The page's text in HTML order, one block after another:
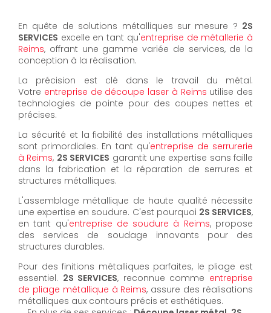
En quête de solutions métalliques sur mesure ? 2S
SERVICES excelle en tant qu'entreprise de métallerie à
Reims, offrant une gamme variée de services, de la
conception à la réalisation.
La précision est clé dans le travail du métal.
Votre entreprise de découpe laser à Reims utilise des
technologies de pointe pour des coupes nettes et
précises.
La sécurité et la fiabilité des installations métalliques
sont primordiales. En tant qu'entreprise de serrurerie
à Reims, 2S SERVICES garantit une expertise sans faille
dans la fabrication et la réparation de serrures et
structures métalliques.
L'assemblage métallique de haute qualité nécessite
une expertise en soudure. C'est pourquoi 2S SERVICES,
en tant qu'entreprise de soudure à Reims, propose
des services de soudage innovants pour des
structures durables.
Pour des finitions métalliques parfaites, le pliage est
essentiel. 2S SERVICES, reconnue comme entreprise
de pliage métallique à Reims, assure des réalisations
métalliques aux contours précis et esthétiques.